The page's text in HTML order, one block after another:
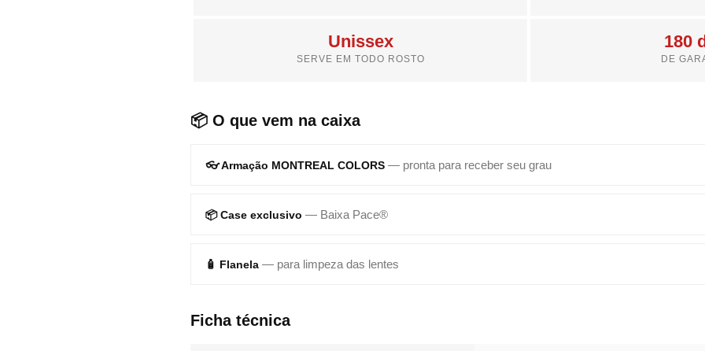
Unissex
SERVE EM TODO ROSTO
180
DE
📦 O que vem na caixa
👓 Armação MONTREAL COLORS — pronta para receber seu grau
📦 Case exclusivo — Baixa Pace®
🧴 Flanela — para limpeza das lentes
Ficha técnica